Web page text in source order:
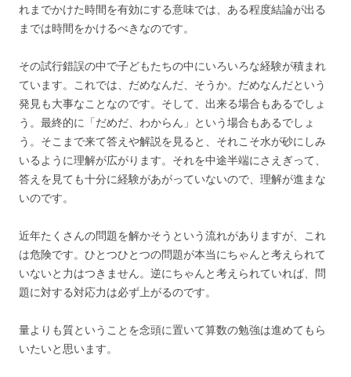
れまでかけた時間を有効にする意味では、ある程度結論が出る
までは時間をかけるべきなのです。
その試行錯誤の中で子どもたちの中にいろいろな経験が積まれ
ています。これでは、だめなんだ、そうか。だめなんだという
発見も大事なことなのです。そして、出来る場合もあるでしょ
う。最終的に「だめだ、わからん」という場合もあるでしょ
う。そこまで来て答えや解説を見ると、それこそ水が砂にしみ
いるように理解が広がります。それを中途半端にさえぎって、
答えを見ても十分に経験があがっていないので、理解が進まな
いのです。
近年たくさんの問題を解かそうという流れがありますが、これ
は危険です。ひとつひとつの問題が本当にちゃんと考えられて
いないと力はつきません。逆にちゃんと考えられていれば、問
題に対する対応力は必ず上がるのです。
量よりも質ということを念頭に置いて算数の勉強は進めてもら
いたいと思います。